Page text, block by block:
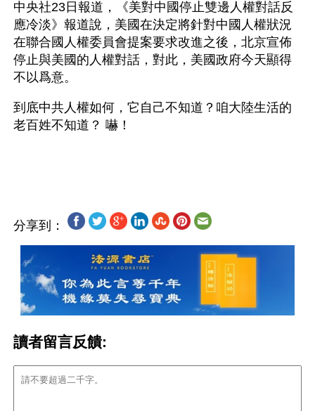
中央社23日報道，《美對中國停止雙邊人權對話反
應冷淡》報道說，美國在決定將針對中國人權狀況
在聯合國人權委員會提案要求改進之後，北京宣佈
停止與美國的人權對話，對此，美國政府今天顯得
不以爲意。
到底中共人權如何，它自己不知道？咱大陸生活的
老百姓不知道？ 嚇！
分享到：
讀者留言反饋: